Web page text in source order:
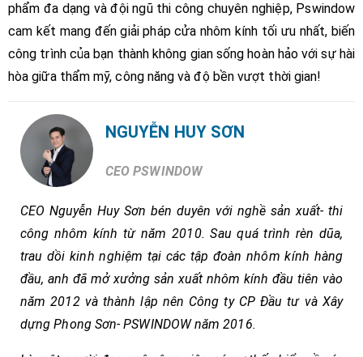
phẩm đa dạng và đội ngũ thi công chuyên nghiệp, Pswindow
cam kết mang đến giải pháp cửa nhôm kính tối ưu nhất, biến
công trình của bạn thành không gian sống hoàn hảo với sự hài
hòa giữa thẩm mỹ, công năng và độ bền vượt thời gian!
NGUYỄN HUY SƠN
CEO PSWINDOW
CEO Nguyễn Huy Sơn bén duyên với nghề sản xuất- thi
công nhôm kính từ năm 2010. Sau quá trình rèn dũa,
trau dồi kinh nghiệm tại các tập đoàn nhôm kính hàng
đầu, anh đã mở xưởng sản xuất nhôm kính đầu tiên vào
năm 2012 và thành lập nên Công ty CP Đầu tư và Xây
dựng Phong Sơn- PSWINDOW năm 2016.